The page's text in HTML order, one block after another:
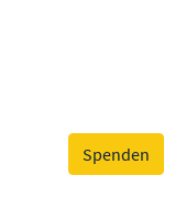
Spenden